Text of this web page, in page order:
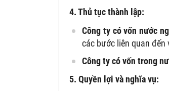
4. Thủ tục thành lập:
Công ty có vốn nước
các bước liên quan
Công ty có vốn trong
5. Quyền lợi và nghĩa vụ: